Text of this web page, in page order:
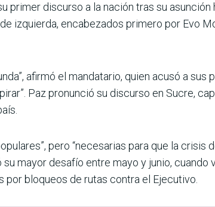
primer discurso a la nación tras su
izquierda, encabezados primero por Evo
afirmó el mandatario, quien acusó a
Paz pronunció su discurso en Sucre,
pero “necesarias para que la
mayor desafío entre mayo y junio,
bloqueos de rutas contra el Ejecutivo.